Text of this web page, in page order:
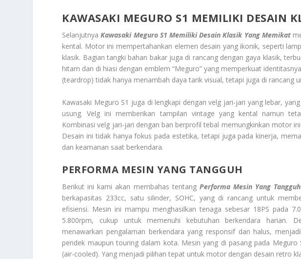
KAWASAKI MEGURO S1 MEMILIKI DESAIN
SelanjutnyaKawasaki Meguro S1 Memiliki Desain Klasik Yang Memikat
kental. Motor ini mempertahankan elemen desain yang ikonik, seperti
klasik. Bagian tangki bahan bakar juga di rancang dengan gaya klasik,
hitam dan di hiasi dengan emblem “Meguro” yang memperkuat
(teardrop) tidak hanya menambah daya tarik visual, tetapi juga di rancang
Kawasaki Meguro S1 juga di lengkapi dengan velg jari-jari yang lebar,
usung. Velg ini memberikan tampilan vintage yang kental namun
Kombinasi velg jari-jari dengan ban berprofil tebal memungkinkan motor
Desain ini tidak hanya fokus pada estetika, tetapi juga pada kinerja,
dan keamanan saat berkendara.
PERFORMA MESIN YANG TANGGUH
Berikut ini kami akan membahas tentang Performa Mesin Yang Tangguh
berkapasitas 233cc, satu silinder, SOHC, yang di rancang untuk
efisiensi. Mesin ini mampu menghasilkan tenaga sebesar 18PS pada
5.800rpm, cukup untuk memenuhi kebutuhan berkendara harian.
menawarkan pengalaman berkendara yang responsif dan halus,
pendek maupun touring dalam kota. Mesin yang di pasang pada Meguro
(air-cooled). Yang menjadi pilihan tepat untuk motor dengan desain retro